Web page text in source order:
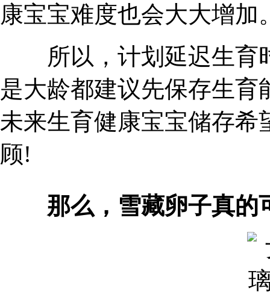
康宝宝难度也会大大增加
所以，计划延迟生育
是大龄都建议先保存生
未来生育健康宝宝储存
顾!
那么，雪藏卵子真的